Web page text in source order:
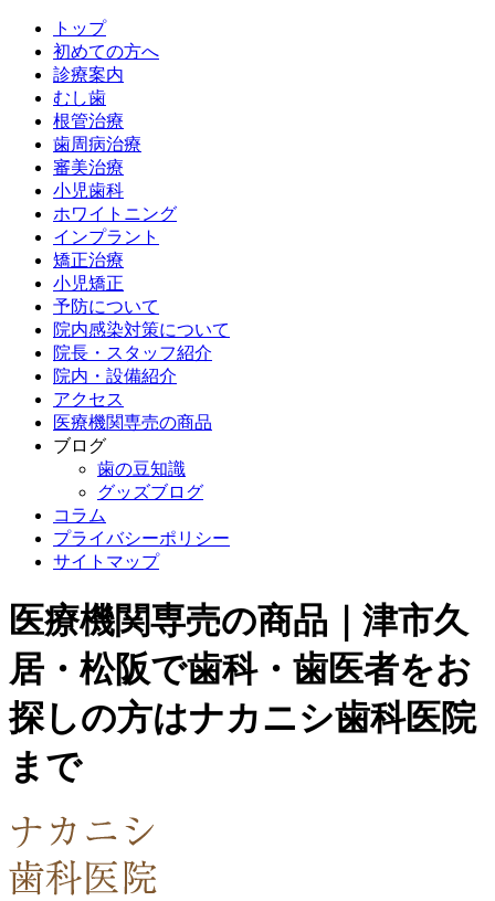
トップ
初めての方へ
診療案内
むし歯
根管治療
歯周病治療
審美治療
小児歯科
ホワイトニング
インプラント
矯正治療
小児矯正
予防について
院内感染対策について
院長・スタッフ紹介
院内・設備紹介
アクセス
医療機関専売の商品
ブログ
歯の豆知識
グッズブログ
コラム
プライバシーポリシー
サイトマップ
医療機関専売の商品｜津市久
居・松阪で歯科・歯医者をお
探しの方はナカニシ歯科医院
まで